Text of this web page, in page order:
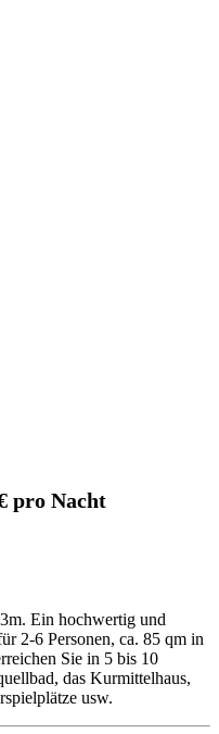
pro Nacht
Ein hochwertig und
2-6 Personen, ca. 85 qm in
Sie in 5 bis 10
das Kurmittelhaus,
usw.